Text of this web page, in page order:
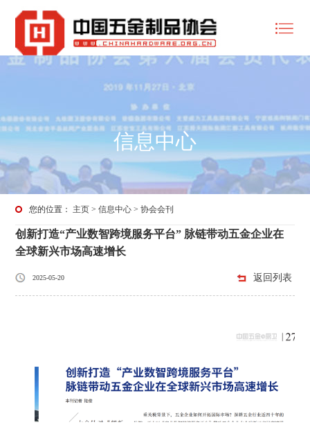
信息中心
您的位置： 主页 >信息中心 >协会会刊
创新打造“产业数智跨境服务平台” 脉链带动五金企业在
全球新兴市场高速增长
2025-05-20 返回列表